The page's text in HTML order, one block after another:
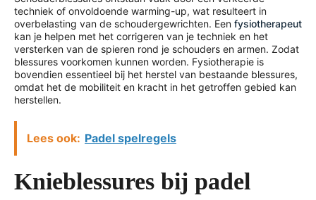
techniek of onvoldoende warming-up, wat resulteert in
overbelasting van de schoudergewrichten. Een fysiotherapeut
kan je helpen met het corrigeren van je techniek en het
versterken van de spieren rond je schouders en armen. Zodat
blessures voorkomen kunnen worden. Fysiotherapie is
bovendien essentieel bij het herstel van bestaande blessures,
omdat het de mobiliteit en kracht in het getroffen gebied kan
herstellen.
Lees ook: Padel spelregels
Knieblessures bij padel